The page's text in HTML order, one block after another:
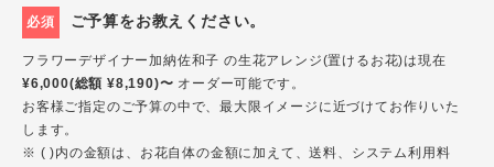
必須 ご予算をお教えください。
フラワーデザイナー加納佐和子 の生花アレンジ(置けるお花)は現在
¥6,000(総額 ¥8,190)〜 オーダー可能です。
お客様ご指定のご予算の中で、最大限イメージに近づけてお作りいた
します。
※ ( )内の金額は、お花自体の金額に加えて、送料、システム利用料